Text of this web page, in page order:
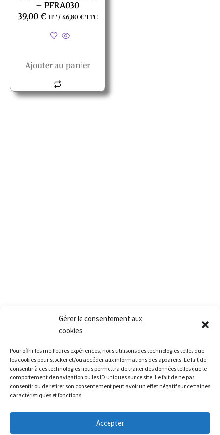
Gérer le consentement aux
cookies
Pour offrir les meilleures expériences, nous utilisons des technologies telles que
les cookies pour stocker et/ou accéder aux informations des appareils. Le fait de
consentir à ces technologies nous permettra de traiter des données telles que le
comportement de navigation ou les ID uniques sur ce site. Le fait de ne pas
consentir ou de retirer son consentement peut avoir un effet négatif sur certaines
caractéristiques et fonctions.
Accepter
– PFRA030
39,00 € HT / 46,80 €TTC
Ajouter au panier
Frais de transport
Accès rapide
La société
La grêle
La formation